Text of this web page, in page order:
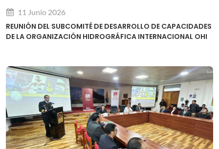
11 Junio 2026
REUNIÓN DEL SUBCOMITÉ DE DESARROLLO DE CAPACIDADES
DE LA ORGANIZACIÓN HIDROGRÁFICA INTERNACIONAL OHI